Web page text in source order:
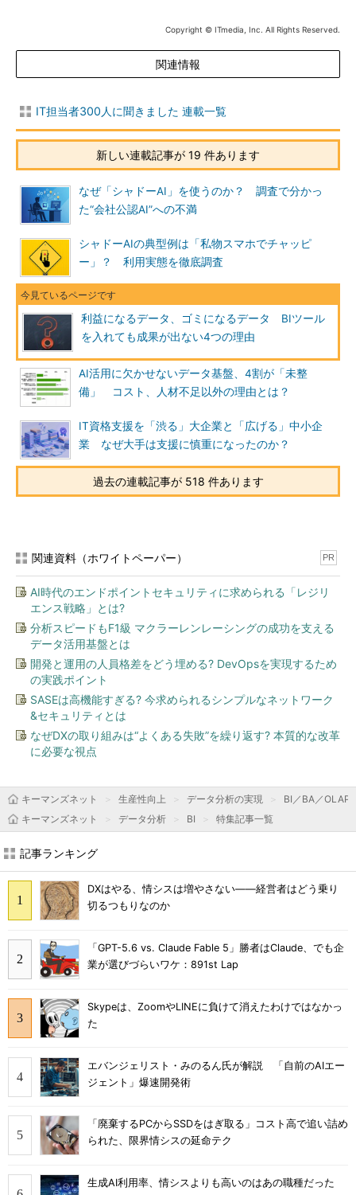
Copyright © ITmedia, Inc. All Rights Reserved.
関連情報
IT担当者300人に聞きました 連載一覧
新しい連載記事が 19 件あります
なぜ「シャドーAI」を使うのか？ 調査で分かっ
た“会社公認AI”への不満
シャドーAIの典型例は「私物スマホでチャッピ
ー」？ 利用実態を徹底調査
利益になるデータ、ゴミになるデータ BIツール
を入れても成果が出ない4つの理由
AI活用に欠かせないデータ基盤、4割が「未整
備」 コスト、人材不足以外の理由とは？
IT資格支援を「渋る」大企業と「広げる」中小企
業 なぜ大手は支援に慎重になったのか？
過去の連載記事が 518 件あります
関連資料（ホワイトペーパー） PR
AI時代のエンドポイントセキュリティに求められる「レジリ
エンス戦略」とは?
分析スピードもF1級 マクラーレンレーシングの成功を支える
データ活用基盤とは
開発と運用の人員格差をどう埋める? DevOpsを実現するため
の実践ポイント
SASEは高機能すぎる? 今求められるシンプルなネットワーク
&セキュリティとは
なぜDXの取り組みは“よくある失敗”を繰り返す? 本質的な改革
に必要な視点
キーマンズネット 生産性向上 データ分析の実現
BI／BA／OLAP
キーマンズネット
データ分析 BI 特集記事一覧
記事ランキング
DXはやる、情シスは増やさない――経営者はどう乗り
切るつもりなのか
「GPT-5.6 vs. Claude Fable 5」勝者はClaude、でも企
業が選びづらいワケ：891st Lap
Skypeは、ZoomやLINEに負けて消えたわけではなかっ
た
エバンジェリスト・みのるん氏が解説 「自前のAIエー
ジェント」爆速開発術
「廃棄するPCからSSDをはぎ取る」コスト高で追い詰め
られた、限界情シスの延命テク
生成AI利用率、情シスよりも高いのはあの職種だった